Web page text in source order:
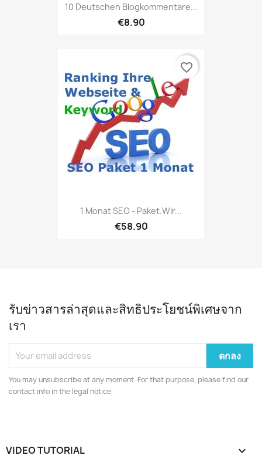
10 Deutschen Blogkommentare...
€8.90
1 Monat SEO - Paket.Wir...
€58.90
favorite_border
รับข่าวสารล่าสุดและสิทธิประโยชน์พิเศษจาก
เรา
You may unsubscribe at any moment. For that purpose, please find our
contact info in the legal notice.
VIDEO TUTORIAL 